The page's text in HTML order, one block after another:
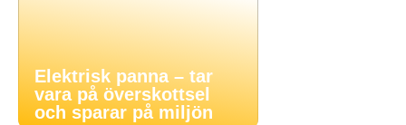
Elektrisk panna – tar
vara på överskottsel
och sparar på miljön